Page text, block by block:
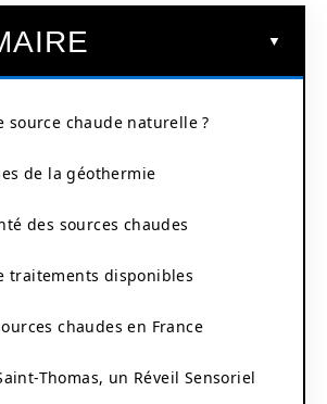
source chaude naturelle ?
de la géothermie
des sources chaudes
traitements disponibles
chaudes en France
Thomas, un Réveil Sensoriel